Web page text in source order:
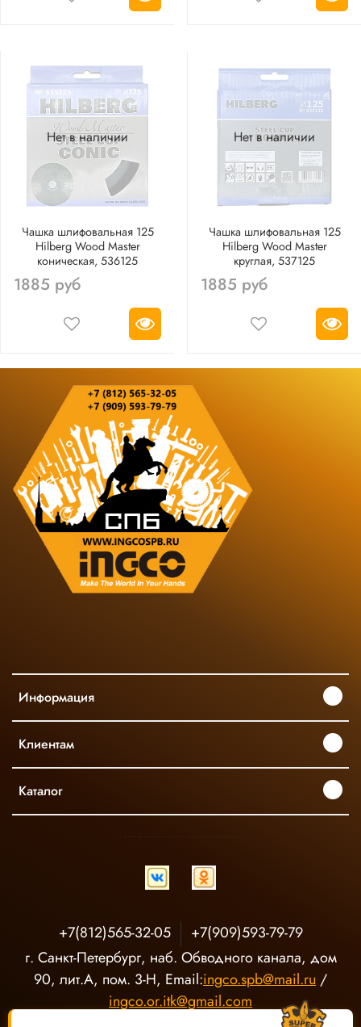
Нет в наличии
Чашка шлифовальная 125
Hilberg Wood Master
коническая, 536125
1885 руб
Нет в наличии
Чашка шлифовальная 125
Hilberg Wood Master
круглая, 537125
1885 руб
Информация
Клиентам
Каталог
+7(812)565-32-05
+7(909)593-79-79
г. Санкт-Петербург, наб. Обводного канала, дом
90, лит.А, пом. 3-Н, Email:ingco.spb@mail.ru /
ingco.or.itk@gmail.com